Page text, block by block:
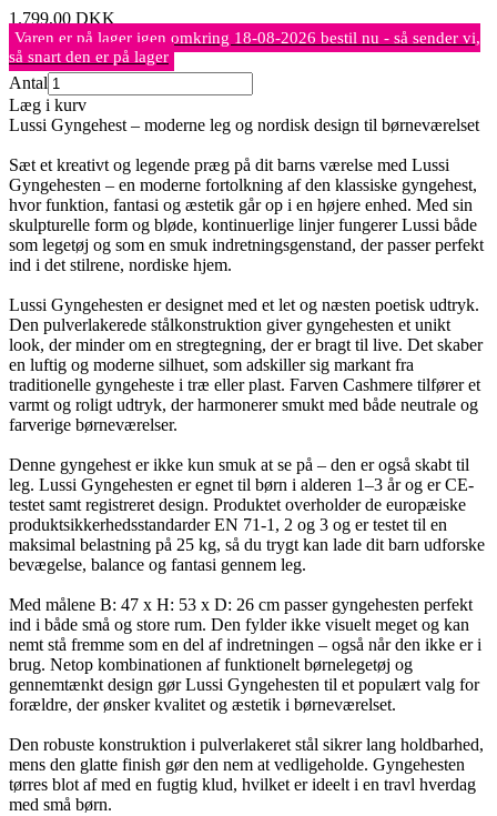
1.799,00 DKK
Varen er på lager igen omkring 18-08-2026 bestil nu - så sender vi,
så snart den er på lager
Antal
Læg i kurv
Lussi Gyngehest – moderne leg og nordisk design til børneværelset
Sæt et kreativt og legende præg på dit barns værelse med Lussi
Gyngehesten – en moderne fortolkning af den klassiske gyngehest,
hvor funktion, fantasi og æstetik går op i en højere enhed. Med sin
skulpturelle form og bløde, kontinuerlige linjer fungerer Lussi både
som legetøj og som en smuk indretningsgenstand, der passer perfekt
ind i det stilrene, nordiske hjem.
Lussi Gyngehesten er designet med et let og næsten poetisk udtryk.
Den pulverlakerede stålkonstruktion giver gyngehesten et unikt
look, der minder om en stregtegning, der er bragt til live. Det skaber
en luftig og moderne silhuet, som adskiller sig markant fra
traditionelle gyngeheste i træ eller plast. Farven Cashmere tilfører et
varmt og roligt udtryk, der harmonerer smukt med både neutrale og
farverige børneværelser.
Denne gyngehest er ikke kun smuk at se på – den er også skabt til
leg. Lussi Gyngehesten er egnet til børn i alderen 1–3 år og er CE-
testet samt registreret design. Produktet overholder de europæiske
produktsikkerhedsstandarder EN 71-1, 2 og 3 og er testet til en
maksimal belastning på 25 kg, så du trygt kan lade dit barn udforske
bevægelse, balance og fantasi gennem leg.
Med målene B: 47 x H: 53 x D: 26 cm passer gyngehesten perfekt
ind i både små og store rum. Den fylder ikke visuelt meget og kan
nemt stå fremme som en del af indretningen – også når den ikke er i
brug. Netop kombinationen af funktionelt børnelegetøj og
gennemtænkt design gør Lussi Gyngehesten til et populært valg for
forældre, der ønsker kvalitet og æstetik i børneværelset.
Den robuste konstruktion i pulverlakeret stål sikrer lang holdbarhed,
mens den glatte finish gør den nem at vedligeholde. Gyngehesten
tørres blot af med en fugtig klud, hvilket er ideelt i en travl hverdag
med små børn.